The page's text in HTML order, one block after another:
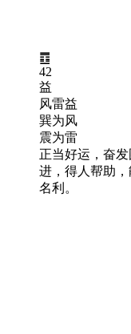
䷩
42
益
风雷益
巽为风
震为雷
正当好运，奋发
进，得人帮助
名利。